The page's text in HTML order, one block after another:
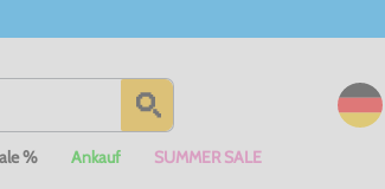
% Ankauf SUMMER SALE